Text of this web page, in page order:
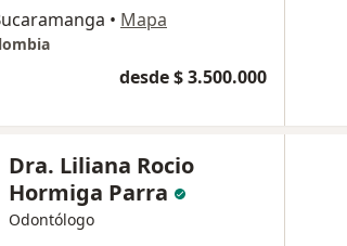
• Mapa
desde $ 3.500.000
Dra. Liliana Rocio
Hormiga Parra
Odontólogo